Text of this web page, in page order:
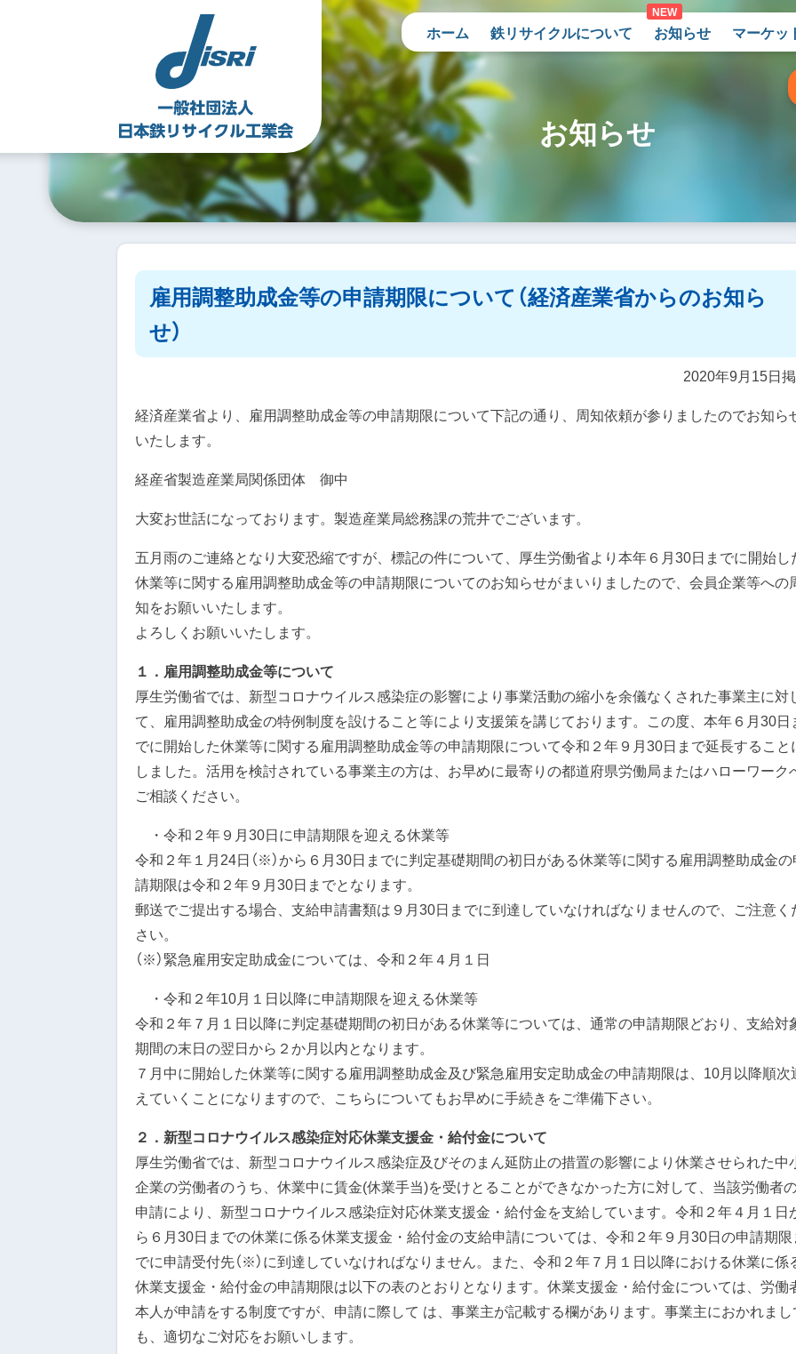
ホーム 鉄リサイクルについて お知らせ マーケッ
お知らせ
雇用調整助成金等の申請期限について（経済産業省からのお知ら
せ）
2020年9月15日
経済産業省より、雇用調整助成金等の申請期限について下記の通り、周知依頼が参りましたのでお知ら
いたします。
経産省製造産業局関係団体 御中
大変お世話になっております。製造産業局総務課の荒井でございます。
五月雨のご連絡となり大変恐縮ですが、標記の件について、厚生労働省より本年６月30日までに開始し
休業等に関する雇用調整助成金等の申請期限についてのお知らせがまいりましたので、会員企業等への
知をお願いいたします。
よろしくお願いいたします。
１．雇用調整助成金等について
厚生労働省では、新型コロナウイルス感染症の影響により事業活動の縮小を余儀なくされた事業主に対
て、雇用調整助成金の特例制度を設けること等により支援策を講じております。この度、本年６月30日
でに開始した休業等に関する雇用調整助成金等の申請期限について令和２年９月30日まで延長すること
しました。活用を検討されている事業主の方は、お早めに最寄りの都道府県労働局またはハローワーク
ご相談ください。
・令和２年９月30日に申請期限を迎える休業等
令和２年１月24日（※）から６月30日までに判定基礎期間の初日がある休業等に関する雇用調整助成金
請期限は令和２年９月30日までとなります。
郵送でご提出する場合、支給申請書類は９月30日までに到達していなければなりませんので、ご注意く
さい。
（※）緊急雇用安定助成金については、令和２年４月１日
・令和２年10月１日以降に申請期限を迎える休業等
令和２年７月１日以降に判定基礎期間の初日がある休業等については、通常の申請期限どおり、支給対
期間の末日の翌日から２か月以内となります。
７月中に開始した休業等に関する雇用調整助成金及び緊急雇用安定助成金の申請期限は、10月以降順次
えていくことになりますので、こちらについてもお早めに手続きをご準備下さい。
２．新型コロナウイルス感染症対応休業支援金・給付金について
厚生労働省では、新型コロナウイルス感染症及びそのまん延防止の措置の影響により休業させられた中
企業の労働者のうち、休業中に賃金(休業手当)を受けとることができなかった方に対して、当該労働者
申請により、新型コロナウイルス感染症対応休業支援金・給付金を支給しています。令和２年４月１日
ら６月30日までの休業に係る休業支援金・給付金の支給申請については、令和２年９月30日の申請期
でに申請受付先（※）に到達していなければなりません。また、令和２年７月１日以降における休業に係
休業支援金・給付金の申請期限は以下の表のとおりとなります。休業支援金・給付金については、労働
本人が申請をする制度ですが、申請に際して は、事業主が記載する欄があります。事業主におかれま
も、適切なご対応をお願いします。